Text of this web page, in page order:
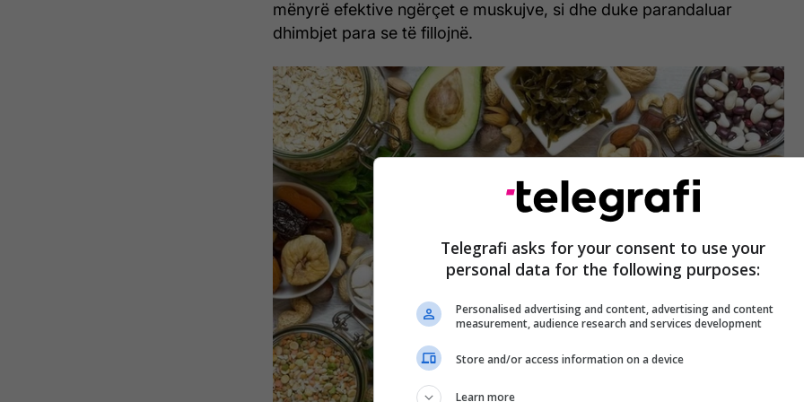
mënyrë efektive ngërçet e muskujve, si dhe duke parandaluar
dhimbjet para se të fillojnë.
Telegrafi asks for your consent to use your
personal data for the following purposes:
Personalised advertising and content, advertising and content
measurement, audience research and services development
Store and/or access information on a device
Learn more